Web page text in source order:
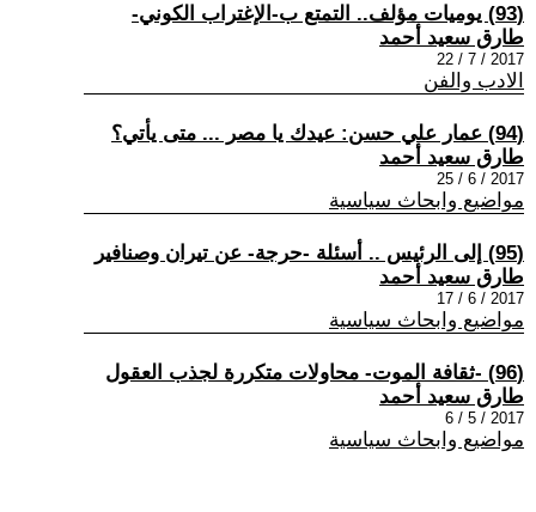
(93) يوميات مؤلف.. التمتع ب-الإغتراب الكوني-
طارق سعيد أحمد
2017 / 7 / 22
الادب والفن
(94) عمار علي حسن: عيدك يا مصر ... متى يأتي؟
طارق سعيد أحمد
2017 / 6 / 25
مواضيع وابحاث سياسية
(95) إلى الرئيس .. أسئلة -حرجة- عن تيران وصنافير
طارق سعيد أحمد
2017 / 6 / 17
مواضيع وابحاث سياسية
(96) -ثقافة الموت- محاولات متكررة لجذب العقول
طارق سعيد أحمد
2017 / 5 / 6
مواضيع وابحاث سياسية